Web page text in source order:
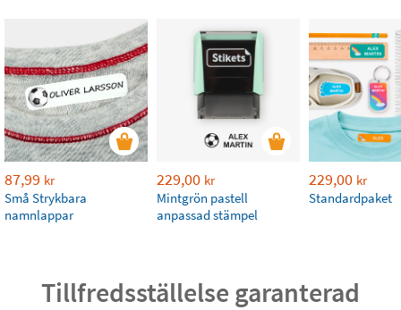
87,99 kr
Små Strykbara
namnlappar
229,00 kr
Mintgrön pastell
anpassad stämpel
229,00 kr
Standardpaket
Tillfredsställelse garanterad